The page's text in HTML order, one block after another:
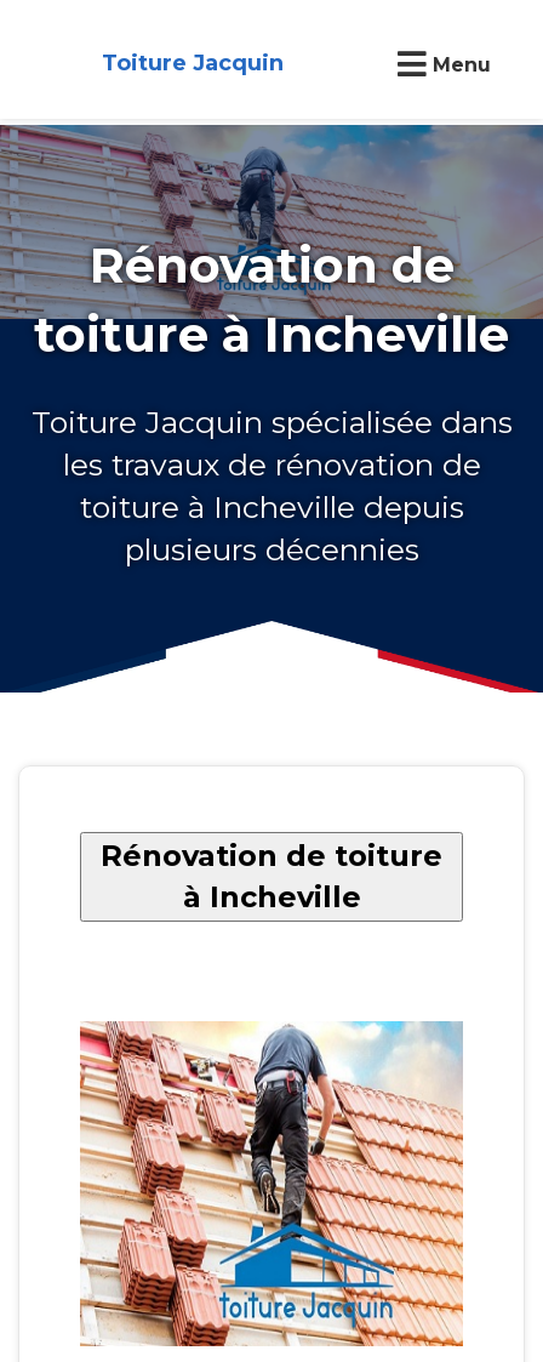
Toiture Jacquin Menu
Rénovation de
toiture à Incheville
Toiture Jacquin spécialisée dans
les travaux de rénovation de
toiture à Incheville depuis
plusieurs décennies
Rénovation de toiture
à Incheville